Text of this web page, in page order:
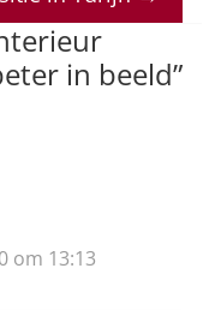
in beeld”
om 13:13